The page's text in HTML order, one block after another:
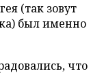
(так зовут
был именно
что